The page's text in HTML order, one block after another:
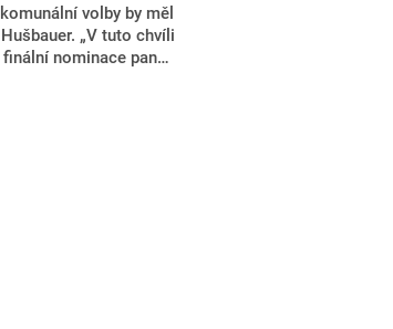
volby by měl
„V tuto chvíli
nominace pana
uvedl pro
ANO Martin
jako o